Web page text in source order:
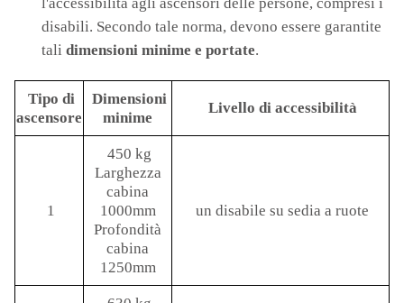
disabili. Secondo tale norma, devono essere garantite
tali dimensioni minime e portate.
Tipo di
ascensore
Dimensioni
minime
Livello di accessibilità
1
450 kg
Larghezza
cabina
1000mm
Profondità
cabina
1250mm
un disabile su sedia a ruote